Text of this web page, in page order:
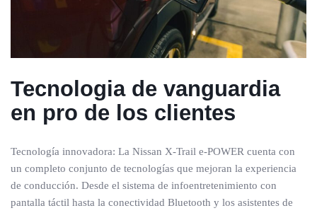
Tecnologia de vanguardia
en pro de los clientes
Tecnología innovadora: La Nissan X-Trail e-POWER cuenta con
un completo conjunto de tecnologías que mejoran la experiencia
de conducción. Desde el sistema de infoentretenimiento con
pantalla táctil hasta la conectividad Bluetooth y los asistentes de